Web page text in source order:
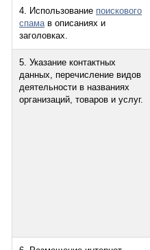
4. Использование поискового
спамав описаниях и
заголовках.
5. Указание контактных
данных, перечисление видов
деятельности в названиях
организаций, товаров и услуг.